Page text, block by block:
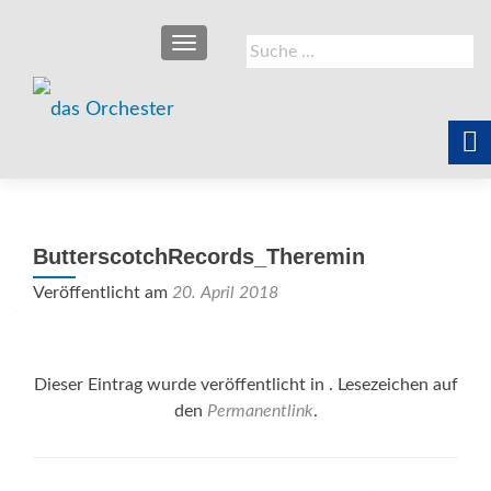
Suche
nach:
SCHALTE NAVIGATION
ButterscotchRecords_Theremin
Veröffentlicht am 20. April 2018
Dieser Eintrag wurde veröffentlicht in . Lesezeichen auf
den Permanentlink.